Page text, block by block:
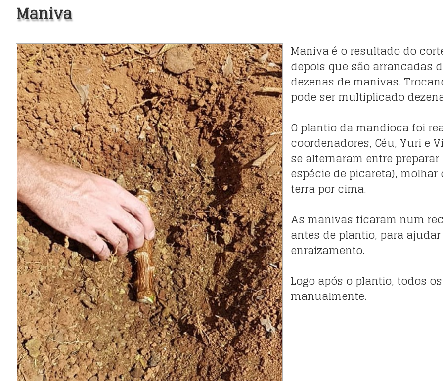
Maniva
Maniva é o resultado do
depois que são arrancadas
dezenas de manivas.
pode ser multiplicado
O plantio da mandioca foi
coordenadores, Céu, Yuri e
se alternaram entre
espécie de picareta),
terra por cima.
As manivas ficaram num
antes de plantio, para
enraizamento.
Logo após o plantio, todos
manualmente.